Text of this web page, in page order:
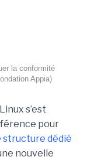
la conformité
Appia)
s’est
pour
structure dédié
nouvelle